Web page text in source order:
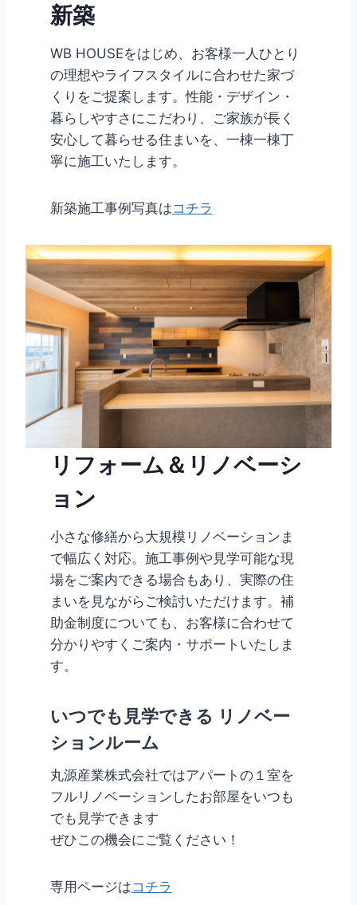
新築
WB HOUSEをはじめ、お客様一人ひとり
の理想やライフスタイルに合わせた家づ
くりをご提案します。性能・デザイン・
暮らしやすさにこだわり、ご家族が長く
安心して暮らせる住まいを、一棟一棟丁
寧に施工いたします。
新築施工事例写真はコチラ
リフォーム＆リノベーシ
ョン
小さな修繕から大規模リノベーションま
で幅広く対応。施工事例や見学可能な現
場をご案内できる場合もあり、実際の住
まいを見ながらご検討いただけます。補
助金制度についても、お客様に合わせて
分かりやすくご案内・サポートいたしま
す。
いつでも見学できる リノベー
ションルーム
丸源産業株式会社ではアパートの１室を
フルリノベーションしたお部屋をいつも
でも見学できます
ぜひこの機会にご覧ください！
専用ページはコチラ